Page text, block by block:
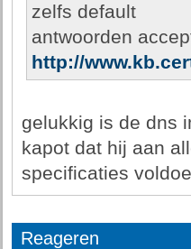
zelfs default
antwoorden
http://
gelukkig is de dns
kapot dat hij aan
specificaties
Reageren